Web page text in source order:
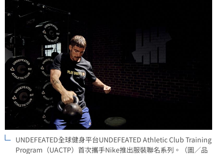
UNDEFEATED全球健身平台UNDEFEATED Athletic Club Training
Program（UACTP）首次攜手Nike推出服裝聯名系列。（圖／品